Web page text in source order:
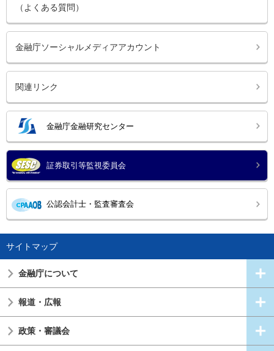
（よくある質問）
金融庁ソーシャルメディアアカウント
関連リンク
金融庁金融研究センター
証券取引等監視委員会
公認会計士・監査審査会
サイトマップ
金融庁について
報道・広報
政策・審議会